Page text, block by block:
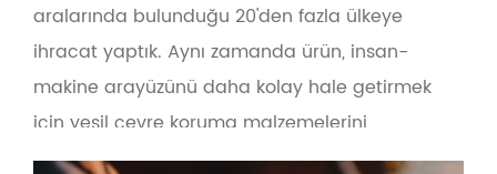
aralarında bulunduğu 20'den fazla ülkeye
ihracat yaptık. Aynı zamanda ürün, insan-
makine arayüzünü daha kolay hale getirmek
için yeşil çevre koruma malzemelerini
benimser. Önce kalite ve önce hizmet ilkesini